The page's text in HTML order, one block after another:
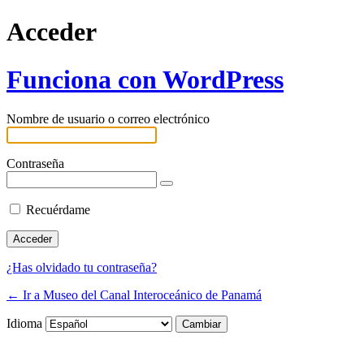
Acceder
Funciona con WordPress
Nombre de usuario o correo electrónico
Contraseña
Recuérdame
¿Has olvidado tu contraseña?
← Ir a Museo del Canal Interoceánico de Panamá
Idioma